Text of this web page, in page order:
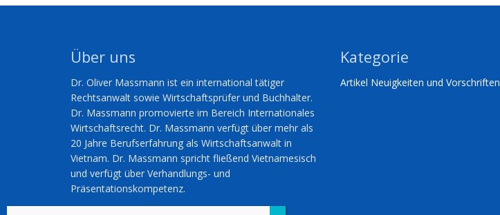
Über uns
Dr. Oliver Massmann ist ein international tätiger
Rechtsanwalt sowie Wirtschaftsprüfer und Buchhalter.
Dr. Massmann promovierte im Bereich Internationales
Wirtschaftsrecht. Dr. Massmann verfügt über mehr als
20 Jahre Berufserfahrung als Wirtschaftsanwalt in
Vietnam. Dr. Massmann spricht fließend Vietnamesisch
und verfügt über Verhandlungs- und
Präsentationskompetenz.
Kategorie
Artikel Neuigkeiten und Vorschriften